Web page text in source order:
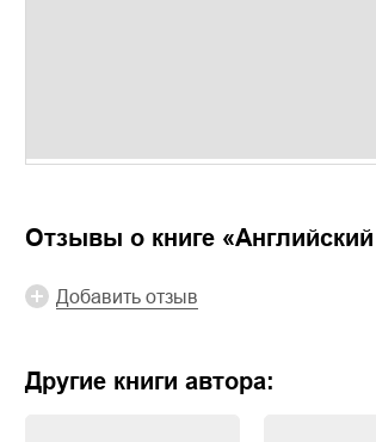
Отзывы о книге «
Добавить отзыв
Другие книги автора: